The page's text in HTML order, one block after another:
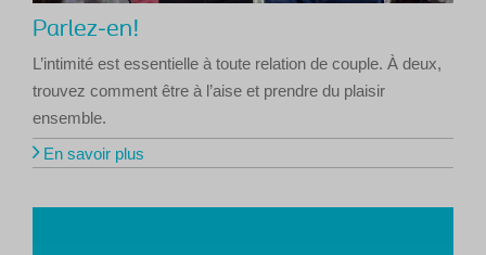
Parlez-en!
L’intimité est essentielle à toute relation de couple. À deux,
trouvez comment être à l’aise et prendre du plaisir
ensemble.
En savoir plus